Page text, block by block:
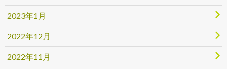
2023年1月
2022年12月
2022年11月